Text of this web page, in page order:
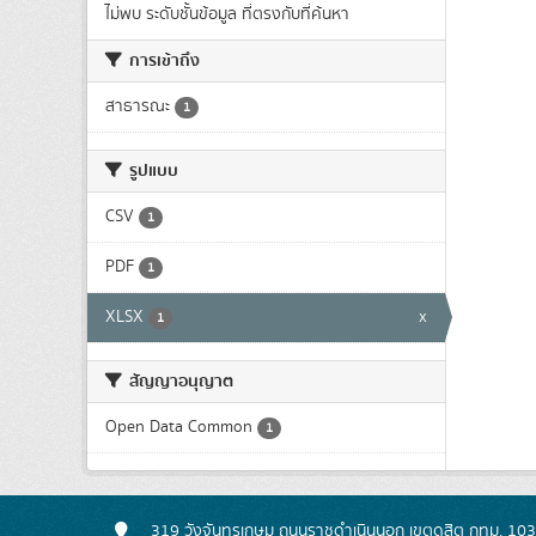
ไม่พบ ระดับชั้นข้อมูล ที่ตรงกับที่ค้นหา
การเข้าถึง
สาธารณะ 1
รูปแบบ
CSV 1
PDF 1
XLSX 1 x
สัญญาอนุญาต
Open Data Common 1
319 วังจันทรเกษม ถนนราชดำเนินนอก เขตดุสิต กทม.